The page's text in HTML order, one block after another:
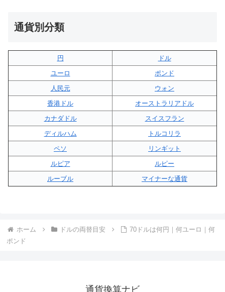
通貨別分類
円
ドル
ユーロ
ポンド
人民元
ウォン
香港ドル
オーストラリアドル
カナダドル
スイスフラン
ディルハム
トルコリラ
ペソ
リンギット
ルピア
ルピー
ルーブル
マイナーな通貨
ホーム ドルの両替目安
70ドルは何円｜何ユーロ｜何
ポンド
通貨換算ナビ